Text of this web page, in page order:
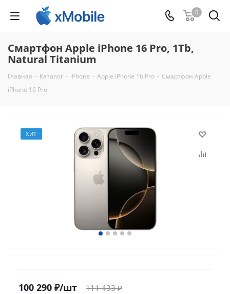
0
Смартфон Apple iPhone 16 Pro, 1Tb,
Natural Titanium
Главная - Каталог - iPhone - Apple iPhone 16 Pro - Смартфон Apple
iPhone 16 Pro
ХИТ
100 290 ₽/шт 111 433₽